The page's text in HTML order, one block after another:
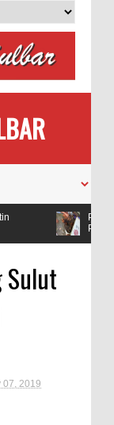
Sulut
07, 2019